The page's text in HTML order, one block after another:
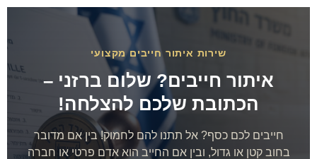
שירות איתור חייבים מקצועי
איתור חייבים? שלום ברזני –
הכתובת שלכם להצלחה!
חייבים לכם כסף? אל תתנו להם לחמוק! בין אם מדובר
בחוב קטן או גדול, ובין אם החייב הוא אדם פרטי או חברה